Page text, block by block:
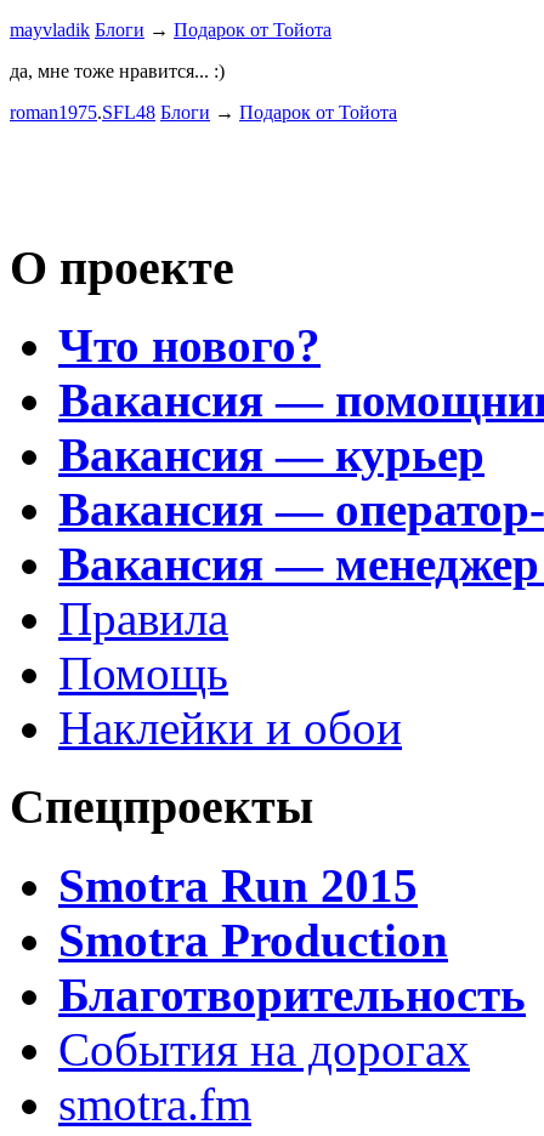
mayvladik Блоги → Подарок от Тойота
да, мне тоже нравится... :)
roman1975.SFL48 Блоги → Подарок от Тойота
О проекте
Что нового?
Вакансия —
Вакансия — курьер
Вакансия —
Вакансия —
Правила
Помощь
Наклейки и обои
Спецпроекты
Smotra Run 2015
Smotra Production
Благотворительность
События на дорогах
smotra.fm